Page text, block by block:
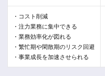
・コスト削減
・注力業務に集中できる
・業務効率化が図れる
・繁忙期や閑散期のリスク回避
・事業成長を加速させられる